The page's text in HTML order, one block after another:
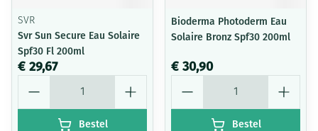
SVR
Svr Sun Secure Eau Solaire
Spf30 Fl 200ml
€ 29,67
Bestel
Bioderma Photoderm Eau
Solaire Bronz Spf30 200ml
€ 30,90
Bestel